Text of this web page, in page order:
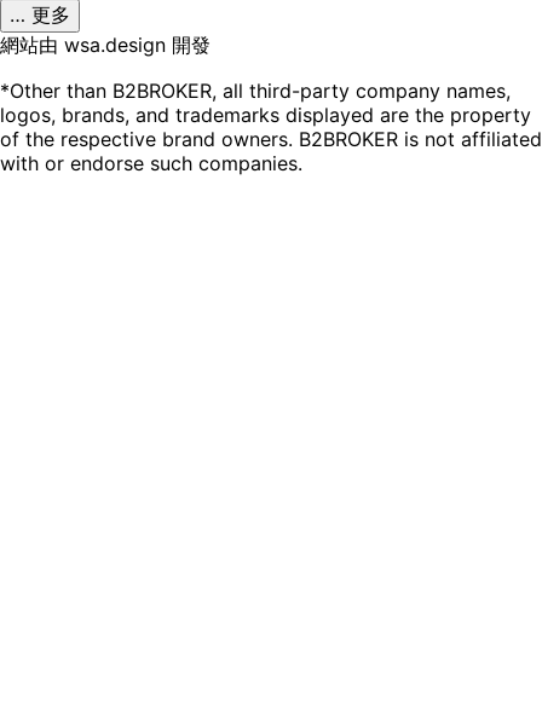
… 更多
網站由 wsa.design 開發
*Other than B2BROKER, all third-party company names,
logos, brands, and trademarks displayed are the property
of the respective brand owners. B2BROKER is not affiliated
with or endorse such companies.